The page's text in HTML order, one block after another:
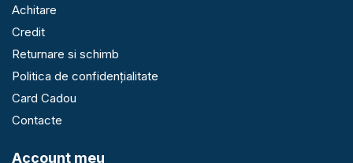
Achitare
Credit
Returnare si schimb
Politica de confidențialitate
Card Cadou
Contacte
Account meu